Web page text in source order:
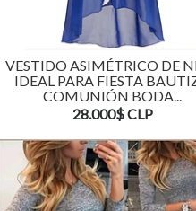
VESTIDO ASIMÉTRICO DE
IDEAL PARA FIESTA
COMUNIÓN BODA...
28.000$ CLP